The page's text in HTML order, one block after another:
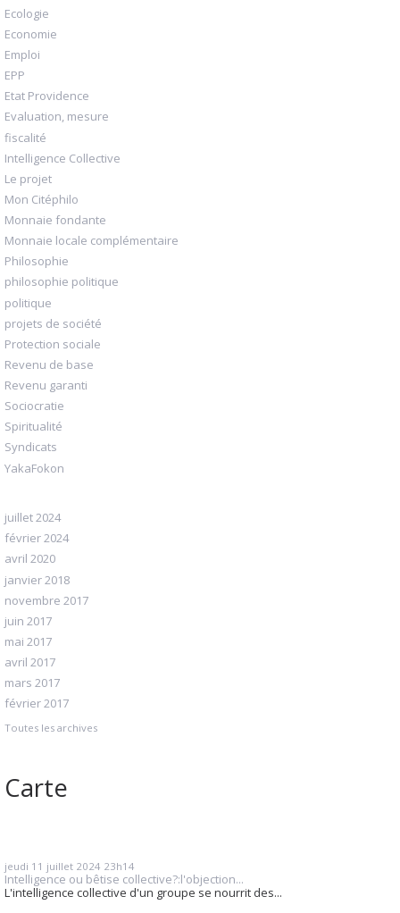
Ecologie
Economie
Emploi
EPP
Etat Providence
Evaluation, mesure
fiscalité
Intelligence Collective
Le projet
Mon Citéphilo
Monnaie fondante
Monnaie locale complémentaire
Philosophie
philosophie politique
politique
projets de société
Protection sociale
Revenu de base
Revenu garanti
Sociocratie
Spiritualité
Syndicats
YakaFokon
juillet 2024
février 2024
avril 2020
janvier 2018
novembre 2017
juin 2017
mai 2017
avril 2017
mars 2017
février 2017
Toutes les archives
Carte
jeudi 11 juillet 2024 23h14
Intelligence ou bêtise collective?:l'objection...
L'intelligence collective d'un groupe se nourrit des...